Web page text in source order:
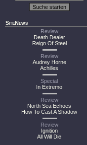
SiteNews
Review
Death Dealer
Reign Of Steel
Review
Audrey Horne
Achilles
Special
In Extremo
Review
North Sea Echoes
How To Cast A Shadow
Review
Ignition
All Will Die